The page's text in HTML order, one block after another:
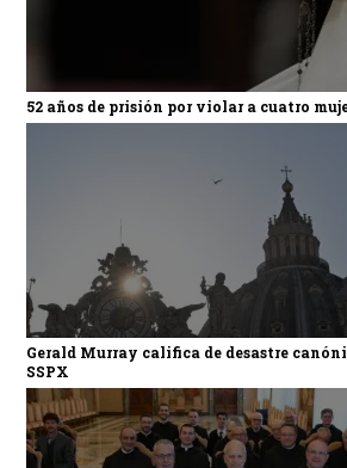
52 años de prisión por violar a cuatro
Gerald Murray califica de desastre
SSPX